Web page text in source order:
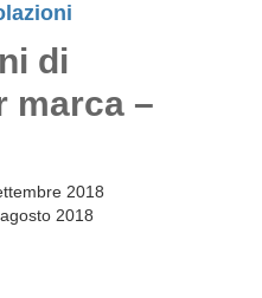
di
marca –
2018
agosto 2018